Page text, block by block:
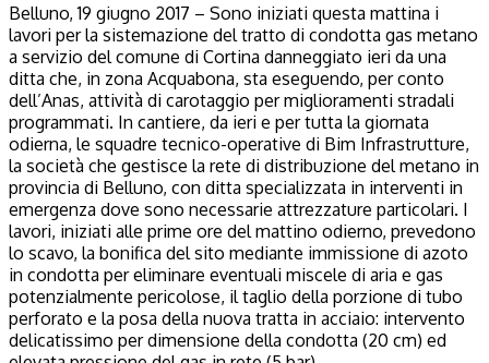
Belluno, 19 giugno 2017 – Sono iniziati questa mattina i
lavori per la sistemazione del tratto di condotta gas metano
a servizio del comune di Cortina danneggiato ieri da una
ditta che, in zona Acquabona, sta eseguendo, per conto
dell’Anas, attività di carotaggio per miglioramenti stradali
programmati. In cantiere, da ieri e per tutta la giornata
odierna, le squadre tecnico-operative di Bim Infrastrutture,
la società che gestisce la rete di distribuzione del metano in
provincia di Belluno, con ditta specializzata in interventi in
emergenza dove sono necessarie attrezzature particolari. I
lavori, iniziati alle prime ore del mattino odierno, prevedono
lo scavo, la bonifica del sito mediante immissione di azoto
in condotta per eliminare eventuali miscele di aria e gas
potenzialmente pericolose, il taglio della porzione di tubo
perforato e la posa della nuova tratta in acciaio: intervento
delicatissimo per dimensione della condotta (20 cm) ed